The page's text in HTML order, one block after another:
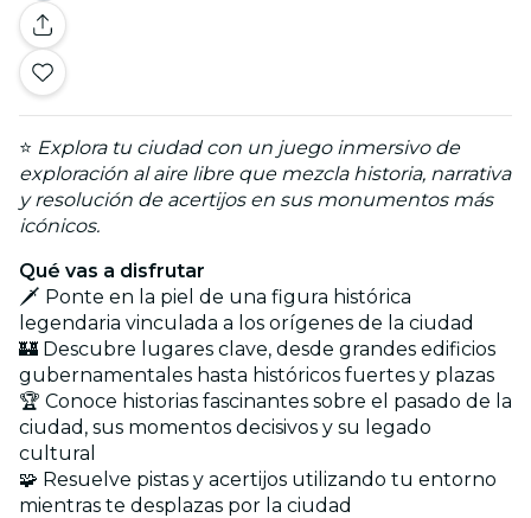
⭐ Explora tu ciudad con un juego inmersivo de
exploración al aire libre que mezcla historia, narrativa
y resolución de acertijos en sus monumentos más
icónicos.
Qué vas a disfrutar
🗡️ Ponte en la piel de una figura histórica
legendaria vinculada a los orígenes de la ciudad
🏰 Descubre lugares clave, desde grandes edificios
gubernamentales hasta históricos fuertes y plazas
🏆 Conoce historias fascinantes sobre el pasado de la
ciudad, sus momentos decisivos y su legado
cultural
🧩 Resuelve pistas y acertijos utilizando tu entorno
mientras te desplazas por la ciudad